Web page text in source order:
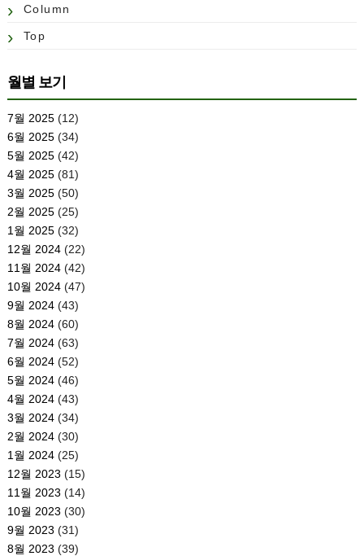
Column
Top
월별 보기
7월 2025(12)
6월 2025(34)
5월 2025(42)
4월 2025(81)
3월 2025(50)
2월 2025(25)
1월 2025(32)
12월 2024(22)
11월 2024(42)
10월 2024(47)
9월 2024(43)
8월 2024(60)
7월 2024(63)
6월 2024(52)
5월 2024(46)
4월 2024(43)
3월 2024(34)
2월 2024(30)
1월 2024(25)
12월 2023 (15)
11월 2023 (14)
10월 2023 (30)
9월 2023 (31)
8월 2023 (39)